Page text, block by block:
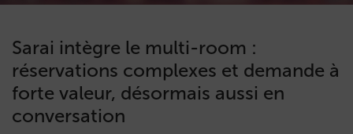
Sarai intègre le multi-room :
réservations complexes et demande à
forte valeur, désormais aussi en
conversation